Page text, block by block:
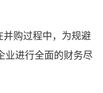
购过程中，为规避
业进行全面的财务尽